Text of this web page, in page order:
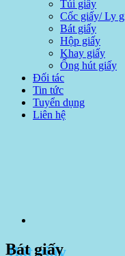
Túi giấy
Cốc giấy/ Ly
Bát giấy
Hộp giấy
Khay giấy
Ống hút giấy
Đối tác
Tin tức
Tuyển dụng
Liên hệ
Bát giấy